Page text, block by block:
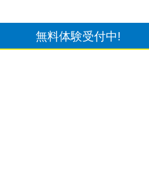
無料体験受付中!